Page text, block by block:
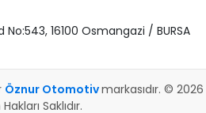
16100 Osmangazi / BURSA
Öznur Otomotivmarkasıdır. © 2026
Saklıdır.